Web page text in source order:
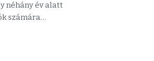
néhány év alatt
számára…